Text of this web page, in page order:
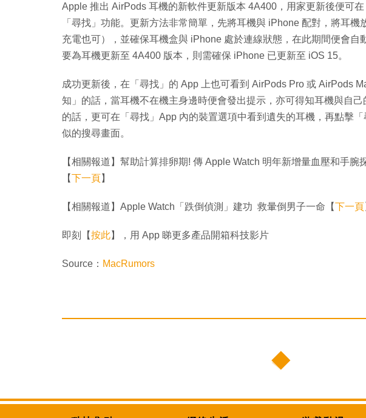
Apple 推出 AirPods 耳機的新軟件更新版本 4A400，用家更新後便可
「尋找」功能。更新方法非常簡單，先將耳機與 iPhone 配對，將耳
充電也可），並確保耳機盒與 iPhone 處於連線狀態，在此期間便會自
要為耳機更新至 4A400 版本，則需確保 iPhone 已更新至 iOS 15。
成功更新後，在「尋找」的 App 上也可看到 AirPods Pro 或 AirPods
知」的話，當耳機不在機主身邊時便會發出提示，亦可得知耳機與自
的話，更可在「尋找」App 內的裝置選項中看到遺失的耳機，再點擊
似的搜尋畫面。
【相關報道】幫助計算排卵期! 傳 Apple Watch 明年新增量血壓和手
【下一頁】
【相關報道】Apple Watch「跌倒偵測」建功 救暈倒男子一命【下一頁
即刻【按此】，用 App 睇更多產品開箱科技影片
Source： MacRumors